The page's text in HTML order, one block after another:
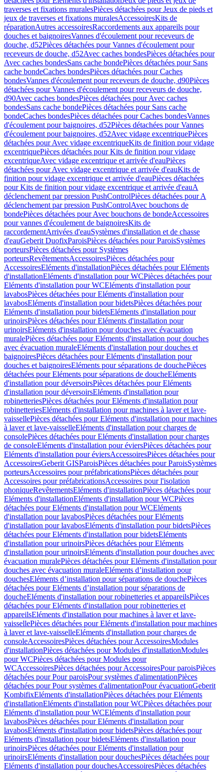
traverses et fixations muralesPièces détachées pour Jeux de pieds et
jeux de traverses et fixations muralesAccessoiresKits de
réparationAutres accessoiresRaccordements aux appareils pour
douches et baignoiresVannes d'écoulement pour receveurs de
douche, d52Pièces détachées pour Vannes d'écoulement pour
receveurs de douche, d52Avec caches bondesPièces détachées pour
Avec caches bondesSans cache bondePièces détachées pour Sans
cache bondeCaches bondesPièces détachées pour Caches
bondesVannes d'écoulement pour receveurs de douche, d90Pièces
détachées pour Vannes d'écoulement pour receveurs de douche,
d90Avec caches bondesPièces détachées pour Avec caches
bondesSans cache bondePièces détachées pour Sans cache
bondeCaches bondesPièces détachées pour Caches bondesVannes
d'écoulement pour baignoires, d52Pièces détachées pour Vannes
d'écoulement pour baignoires, d52Avec vidage excentriquePièces
détachées pour Avec vidage excentriqueKits de finition pour vidage
excentriquePièces détachées pour Kits de finition pour vidage
excentriqueAvec vidage excentrique et arrivée d'eauPièces
détachées pour Avec vidage excentrique et arrivée d'eauKits de
finition pour vidage excentrique et arrivée d'eauPièces détachées
pour Kits de finition pour vidage excentrique et arrivée d'eauA
déclenchement par pression PushControlPièces détachées pour A
déclenchement par pression PushControlAvec bouchons de
bondePièces détachées pour Avec bouchons de bondeAccessoires
pour vannes d'écoulement de baignoiresKits de
raccordementArrivées d'eauSystèmes d'installation et de chasse
d'eauGeberit DuofixParoisPièces détachées pour ParoisSystèmes
porteursPièces détachées pour Systèmes
porteursRevêtementsAccessoiresPièces détachées pour
AccessoiresEléments d'installationPièces détachées pour Eléments
d'installationEléments d'installation pour WCPièces détachées pour
Eléments d'installation pour WCEléments d'installation pour
lavabosPièces détachées pour Eléments d'installation pour
lavabosEléments d'installation pour bidetsPièces détachées pour
Eléments d'installation pour bidetsEléments d'installation pour
urinoirsPièces détachées pour Eléments d'installation pour
urinoirsEléments d'installation pour douches avec évacuation
muralePièces détachées pour Eléments d'installation pour douches
avec évacuation muraleEléments d'installation pour douches et
baignoiresPièces détachées pour Eléments d'installation pour
douches et baignoiresEléments pour séparations de douchePièces
détachées pour Eléments pour séparations de doucheEléments
d'installation pour déversoirsPièces détachées pour Eléments
d'installation pour déversoirsEléments d'installation pour
robinetteriesPièces détachées pour Eléments d'installation pour
robinetteriesEléments d'installation pour machines à laver et lave-
vaissellePièces détachées pour Eléments d'installation pour machines
à laver et lave-vaisselleEléments d'installation pour charges de
consolePièces détachées pour Eléments d'installation pour charges
de consoleEléments d'installation pour éviersPièces détachées pour
Eléments d'installation pour éviersAccessoiresPièces détachées pour
AccessoiresGeberit GISParoisPièces détachées pour ParoisSystèmes
porteursAccessoires pour préfabricationsPièces détachées pour
Accessoires pour préfabricationsAccessoires pour l'isolation
phoniqueRevêtementsEléments d'installationPièces détachées pour
Eléments d'installationEléments d'installation pour WCPièces
détachées pour Eléments d'installation pour WCEléments
d'installation pour lavabosPièces détachées pour Eléments
d'installation pour lavabosEléments d'installation pour bidetsPièces
détachées pour Eléments d'installation pour bidetsEléments
d'installation pour urinoirsPièces détachées pour Eléments
d'installation pour urinoirsEléments d'installation pour douches avec
évacuation muralePièces détachées pour Eléments d'installation pour
douches avec évacuation muraleEléments d’installation pour
douchesEléments d’installation pour séparations de douchePièces
détachées pour Eléments d’installation pour séparations de
doucheEléments d'installation pour robinetteries et appareilsPièces
détachées pour Eléments d'installation pour robinetteries et
appareilsEléments d'installation pour machines à laver et lave-
vaissellePièces détachées pour Eléments d'installation pour machines
à laver et lave-vaisselleEléments d'installation pour charges de
consoleAccessoiresPièces détachées pour AccessoiresModules
d'installationPièces détachées pour Modules d'installationModules
pour WCPièces détachées pour Modules pour
WCAccessoiresPièces détachées pour AccessoiresPour paroisPièces
détachées pour Pour paroisPour systèmes d'alimentationPièces
détachées pour Pour systèmes d'alimentationPour évacuationGeberit
KombifixEléments d'installationPièces détachées pour Eléments
d'installationEléments d'installation pour WCPièces détachées pour
Eléments d'installation pour WCEléments d'installation pour
lavabosPièces détachées pour Eléments d'installation pour
lavabosEléments d'installation pour bidetsPièces détachées pour
Eléments d'installation pour bidetsEléments d'installation pour
urinoirsPièces détachées pour Eléments d'installation pour
urinoirsEléments d'installation pour douchesPièces détachées pour
Eléments d'installation pour douchesAccessoiresPièces détachées